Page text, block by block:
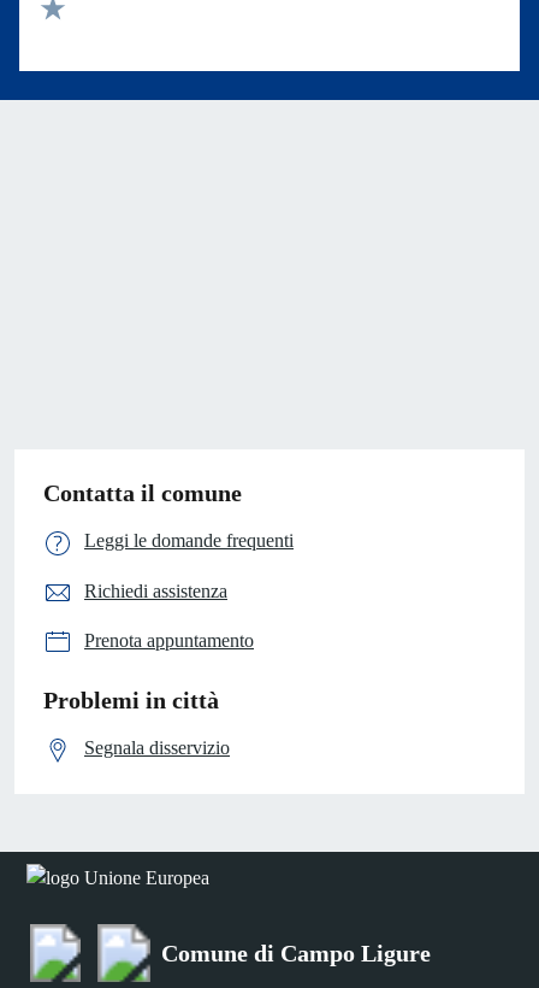
Valuta 2 stelle su 5
Contatta il comune
Leggi le domande frequenti
Richiedi assistenza
Prenota appuntamento
Problemi in città
Segnala disservizio
Comune di Campo Ligure